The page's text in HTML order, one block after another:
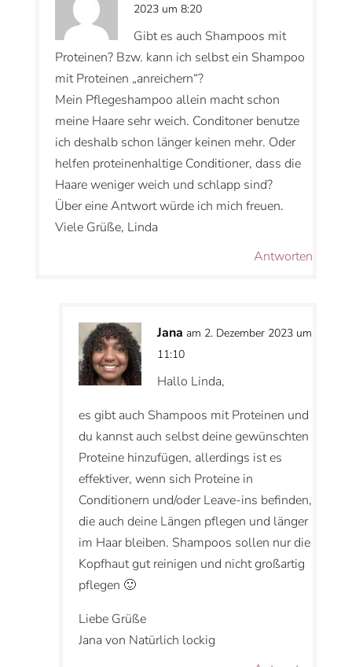
2023 um 8:20
Gibt es auch Shampoos mit
Proteinen? Bzw. kann ich selbst ein Shampoo
mit Proteinen „anreichern“?
Mein Pflegeshampoo allein macht schon
meine Haare sehr weich. Conditoner benutze
ich deshalb schon länger keinen mehr. Oder
helfen proteinenhaltige Conditioner, dass die
Haare weniger weich und schlapp sind?
Über eine Antwort würde ich mich freuen.
Viele Grüße, Linda
Antworten
Jana am 2. Dezember 2023 um
11:10
Hallo Linda,
es gibt auch Shampoos mit Proteinen und
du kannst auch selbst deine gewünschten
Proteine hinzufügen, allerdings ist es
effektiver, wenn sich Proteine in
Conditionern und/oder Leave-ins befinden,
die auch deine Längen pflegen und länger
im Haar bleiben. Shampoos sollen nur die
Kopfhaut gut reinigen und nicht großartig
pflegen 🙂
Liebe Grüße
Jana von Natürlich lockig